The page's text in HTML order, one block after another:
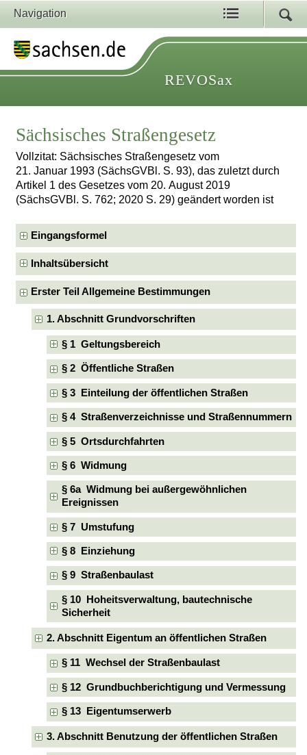
Navigation
REVOSax
Sächsisches Straßengesetz
Vollzitat: Sächsisches Straßengesetz vom
21. Januar 1993 (SächsGVBl. S. 93), das zuletzt durch
Artikel 1 des Gesetzes vom 20. August 2019
(SächsGVBl. S. 762; 2020 S. 29) geändert worden ist
Eingangsformel
Inhaltsübersicht
Erster Teil Allgemeine Bestimmungen
1. Abschnitt Grundvorschriften
§ 1 Geltungsbereich
§ 2 Öffentliche Straßen
§ 3 Einteilung der öffentlichen Straßen
§ 4 Straßenverzeichnisse und Straßennummern
§ 5 Ortsdurchfahrten
§ 6 Widmung
§ 6a Widmung bei außergewöhnlichen
Ereignissen
§ 7 Umstufung
§ 8 Einziehung
§ 9 Straßenbaulast
§ 10 Hoheitsverwaltung, bautechnische
Sicherheit
2. Abschnitt Eigentum an öffentlichen Straßen
§ 11 Wechsel der Straßenbaulast
§ 12 Grundbuchberichtigung und Vermessung
§ 13 Eigentumserwerb
3. Abschnitt Benutzung der öffentlichen Straßen